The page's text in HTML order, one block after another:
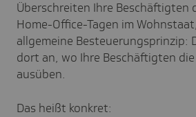
Überschreiten Ihre Beschäftigten
Home-Office-Tagen im
allgemeine Besteuerungsprinzip:
dort an, wo Ihre Beschäftigten
ausüben.
Das heißt konkret: